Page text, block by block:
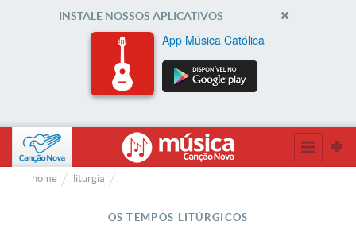
INSTALE NOSSOS APLICATIVOS
App Música Católica
home liturgia
OS TEMPOS LITÚRGICOS